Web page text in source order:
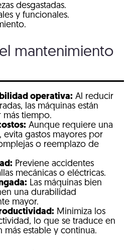
desgastadas.
y funcionales.
mantenimiento
operativa: Al reducir
las máquinas están
tiempo.
Aunque requiere una
evita gastos mayores por
o reemplazo de
Previene accidentes
mecánicas o eléctricas.
Las máquinas bien
una durabilidad
mayor.
Minimiza los
lo que se traduce en
más estable y continua.